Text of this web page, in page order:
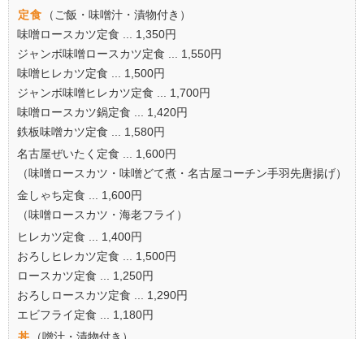
定食
（ご飯・味噌汁・漬物付き）
味噌ロースカツ定食 ... 1,350円
ジャンボ味噌ロースカツ定食 ... 1,550円
味噌ヒレカツ定食 ... 1,500円
ジャンボ味噌ヒレカツ定食 ... 1,700円
味噌ロースカツ鍋定食 ... 1,420円
鉄板味噌カツ定食 ... 1,580円
名古屋ぜいたく定食 ... 1,600円
（味噌ロースカツ・味噌どて煮・名古屋コーチン手羽先唐揚げ）
金しゃち定食 ... 1,600円
（味噌ロースカツ・海老フライ）
ヒレカツ定食 ... 1,400円
おろしヒレカツ定食 ... 1,500円
ロースカツ定食 ... 1,250円
おろしロースカツ定食 ... 1,290円
エビフライ定食 ... 1,180円